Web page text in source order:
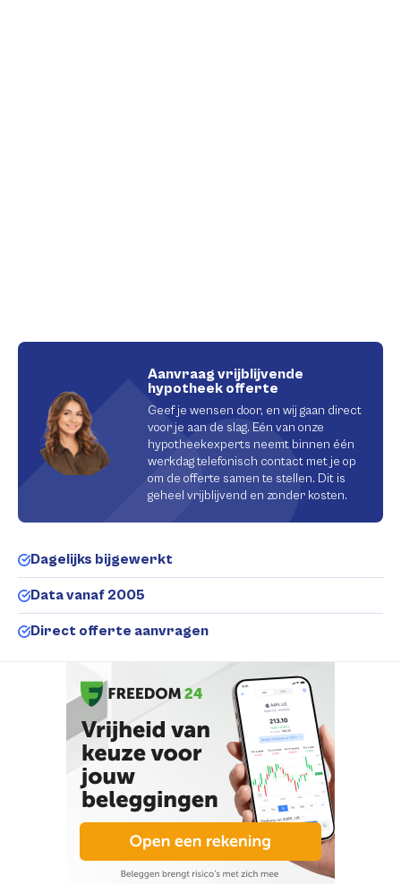
Aanvraag vrijblijvende
hypotheek offerte
Geef je wensen door, en wij gaan direct
voor je aan de slag. Eén van onze
hypotheekexperts neemt binnen één
werkdag telefonisch contact met je op
om de offerte samen te stellen. Dit is
geheel vrijblijvend en zonder kosten.
Dagelijks bijgewerkt
Data vanaf 2005
Direct offerte aanvragen